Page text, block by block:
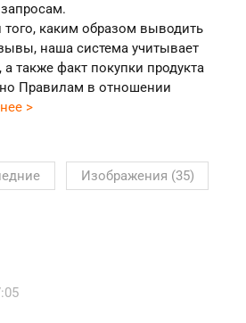
каким образом выводить
наша система учитывает
также факт покупки продукта
Правилам в отношении
>
Изображения (35)